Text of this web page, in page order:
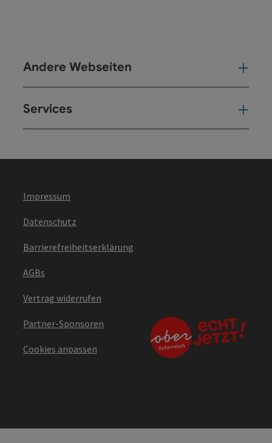
Andere Webseiten
Services
Impressum
Datenschutz
Barrierefreiheitserklärung
AGBs
Vertrag widerrufen
Partner-Sponsoren
Cookies anpassen